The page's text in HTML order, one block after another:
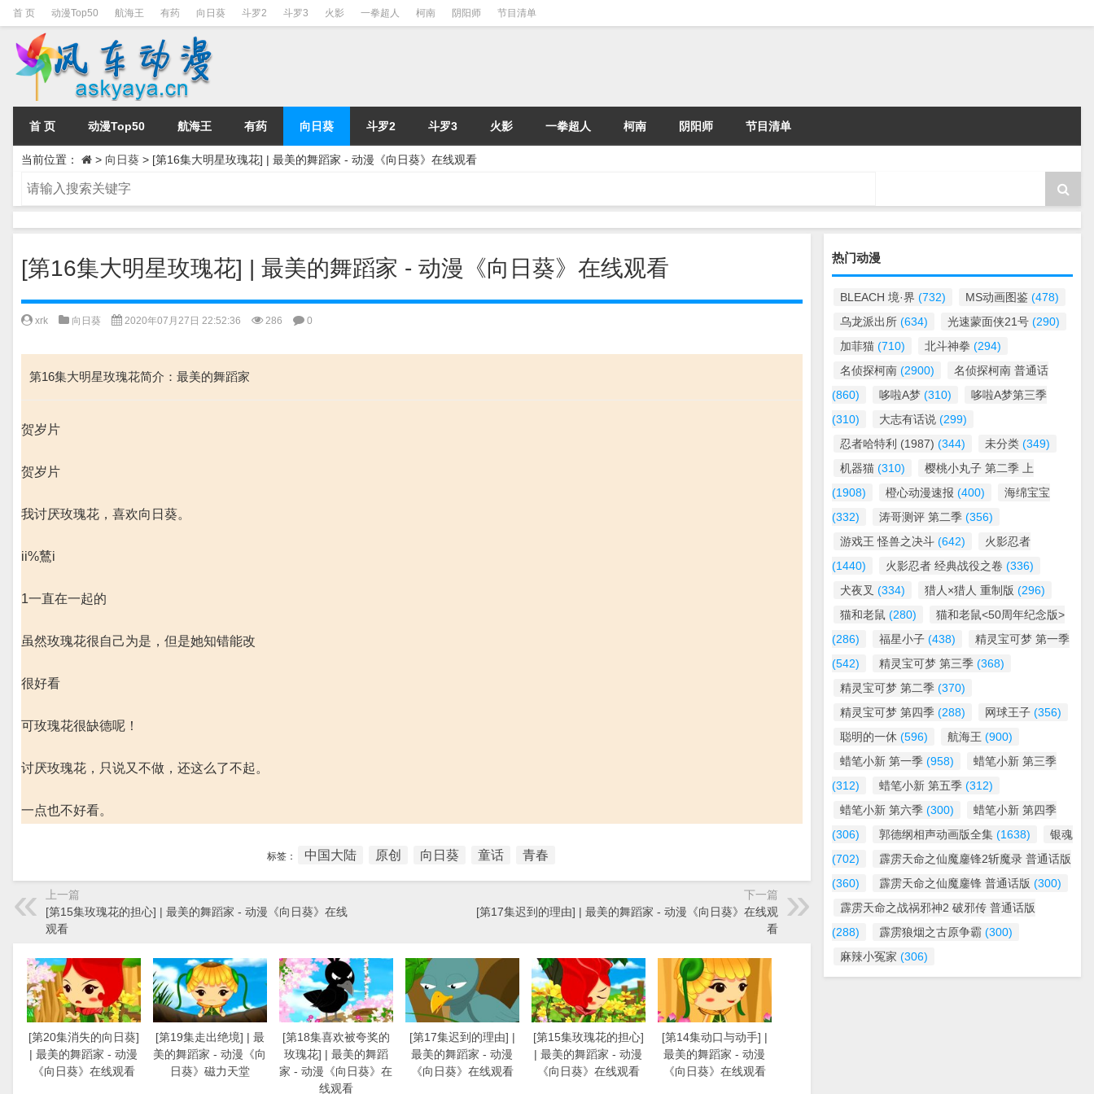
首 页 动漫Top50 航海王 有药 向日葵 斗罗2 斗罗3 火影 一拳超人 柯南 阴阳师 节目清单
首 页 动漫Top50 航海王 有药 向日葵 斗罗2 斗罗3 火影 一拳超人 柯南 阴阳师 节目清单
当前位置： > 向日葵 > [第16集大明星玫瑰花] | 最美的舞蹈家 - 动漫《向日葵》在线观看
[第16集大明星玫瑰花] | 最美的舞蹈家 - 动漫《向日葵》在线观看
xrk 向日葵 2020年07月27日 22:52:36 286 0
第16集大明星玫瑰花简介：最美的舞蹈家
贺岁片
贺岁片
我讨厌玫瑰花，喜欢向日葵。
ii%鶿i
1一直在一起的
虽然玫瑰花很自己为是，但是她知错能改
很好看
可玫瑰花很缺德呢！
讨厌玫瑰花，只说又不做，还这么了不起。
一点也不好看。
标签： 中国大陆 原创 向日葵 童话 青春
上一篇
[第15集玫瑰花的担心] | 最美的舞蹈家 - 动漫《向日葵》在线
观看
下一篇
[第17集迟到的理由] | 最美的舞蹈家 - 动漫《向日葵》在线观
看
[第20集消失的向日葵]
| 最美的舞蹈家 - 动漫
《向日葵》在线观看
[第19集走出绝境] | 最
美的舞蹈家 - 动漫《向
日葵》磁力天堂
[第18集喜欢被夸奖的
玫瑰花] | 最美的舞蹈
家 - 动漫《向日葵》在
线观看
[第17集迟到的理由] |
最美的舞蹈家 - 动漫
《向日葵》在线观看
[第15集玫瑰花的担心]
| 最美的舞蹈家 - 动漫
《向日葵》在线观看
[第14集动口与动手] |
最美的舞蹈家 - 动漫
《向日葵》在线观看
热门动漫
BLEACH 境·界 (732) MS动画图鉴 (478)
乌龙派出所 (634) 光速蒙面侠21号 (290)
加菲猫 (710) 北斗神拳 (294)
名侦探柯南 (2900)
名侦探柯南 普通话
(860)
哆啦A梦 (310)
哆啦A梦第三季
(310)
大志有话说 (299)
忍者哈特利 (1987) (344) 未分类 (349)
机器猫 (310)
樱桃小丸子 第二季 上
(1908)
橙心动漫速报 (400)
海绵宝宝
(332)
涛哥测评 第二季 (356)
游戏王 怪兽之决斗 (642)
火影忍者
(1440)
火影忍者 经典战役之卷 (336)
犬夜叉 (334) 猎人×猎人 重制版 (296)
猫和老鼠 (280)
猫和老鼠<50周年纪念版>
(286)
福星小子 (438)
精灵宝可梦 第一季
(542)
精灵宝可梦 第三季 (368)
精灵宝可梦 第二季 (370)
精灵宝可梦 第四季 (288) 网球王子 (356)
聪明的一休 (596) 航海王 (900)
蜡笔小新 第一季 (958)
蜡笔小新 第三季
(312)
蜡笔小新 第五季 (312)
蜡笔小新 第六季 (300)
蜡笔小新 第四季
(306)
郭德纲相声动画版全集 (1638)
银魂
(702)
霹雳天命之仙魔鏖锋2斩魔录 普通话版
(360)
霹雳天命之仙魔鏖锋 普通话版 (300)
霹雳天命之战祸邪神2 破邪传 普通话版
(288)
霹雳狼烟之古原争霸 (300)
麻辣小冤家 (306)